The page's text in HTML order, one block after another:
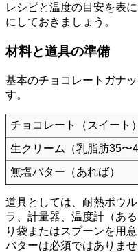
レシピと温度の目安を表
にしておきましょう。
材料と道具の準備
基本のチョコレートガナ
す。
チョコレート（スイート）
生クリーム（乳脂肪35〜
無塩バター（あれば）
道具としては、耐熱ボウ
ラ、計量器、温度計（あ
り袋またはスプーンを用意
バターは必須ではありま